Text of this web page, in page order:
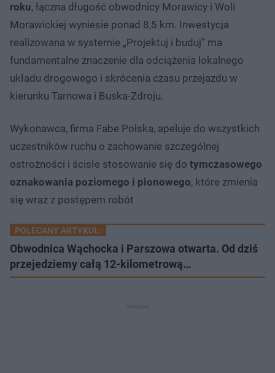
roku, łączna długość obwodnicy Morawicy i Woli
Morawickiej wyniesie ponad 8,5 km. Inwestycja
realizowana w systemie „Projektuj i buduj” ma
fundamentalne znaczenie dla odciążenia lokalnego
układu drogowego i skrócenia czasu przejazdu w
kierunku Tarnowa i Buska-Zdroju.
Wykonawca, firma Fabe Polska, apeluje do wszystkich
uczestników ruchu o zachowanie szczególnej
ostrożności i ścisłe stosowanie się do tymczasowego
oznakowania poziomego i pionowego, które zmienia
się wraz z postępem robót
POLECANY ARTYKUŁ:
Obwodnica Wąchocka i Parszowa otwarta. Od dziś
przejedziemy całą 12-kilometrową…